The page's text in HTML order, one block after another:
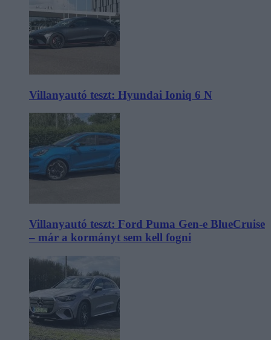
Villanyautó teszt: Hyundai Ioniq 6 N
Villanyautó teszt: Ford Puma Gen-e BlueCruise
– már a kormányt sem kell fogni